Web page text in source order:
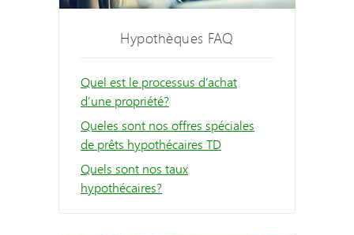
Hypothèques FAQ
Quel est le processus d’achat
d’une propriété?
Queles sont nos offres spéciales
de prêts hypothécaires TD
Quels sont nos taux
hypothécaires?